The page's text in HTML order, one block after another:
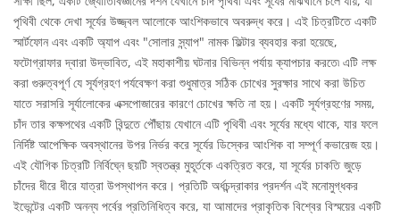
পৃথিবী থেকে দেখা সূর্যের উজ্জ্বল আলোকে আংশিকভাবে অবরুদ্ধ করে। এই চিত্রটিতে একটি
স্মার্টফোন এবং একটি অ্যাপ এবং "সোলার স্ন্যাপ" নামক ফিল্টার ব্যবহার করা হয়েছে,
ফটোগ্রাফার দ্বারা উদ্ভাবিত, এই মহাকাশীয় ঘটনার বিভিন্ন পর্যায় ক্যাপচার করতে৷ এটি লক্ষ
করা গুরুত্বপূর্ণ যে সূর্যগ্রহণ পর্যবেক্ষণ করা শুধুমাত্র সঠিক চোখের সুরক্ষার সাথে করা উচিত
যাতে সরাসরি সূর্যালোকের এক্সপোজারের কারণে চোখের ক্ষতি না হয়। একটি সূর্যগ্রহণের সময়,
চাঁদ তার কক্ষপথের একটি বিন্দুতে পৌঁছায় যেখানে এটি পৃথিবী এবং সূর্যের মধ্যে থাকে, যার ফলে
নির্দিষ্ট আপেক্ষিক অবস্থানের উপর নির্ভর করে সূর্যের ডিস্কের আংশিক বা সম্পূর্ণ কভারেজ হয়।
এই যৌগিক চিত্রটি নির্বিঘ্নে ছয়টি স্বতন্ত্র মুহূর্তকে একত্রিত করে, যা সূর্যের চাকতি জুড়ে
চাঁদের ধীরে ধীরে যাত্রা উপস্থাপন করে। প্রতিটি অর্ধচন্দ্রাকার প্রদর্শন এই মনোমুগ্ধকর
ইভেন্টের একটি অনন্য পর্বের প্রতিনিধিত্ব করে, যা আমাদের প্রাকৃতিক বিশ্বের বিস্ময়ের একটি